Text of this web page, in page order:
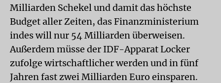
Milliarden Schekel und damit das höchste
Budget aller Zeiten, das Finanzministerium
indes will nur 54 Milliarden überweisen.
Außerdem müsse der IDF-Apparat Locker
zufolge wirtschaftlicher werden und in fünf
Jahren fast zwei Milliarden Euro einsparen.